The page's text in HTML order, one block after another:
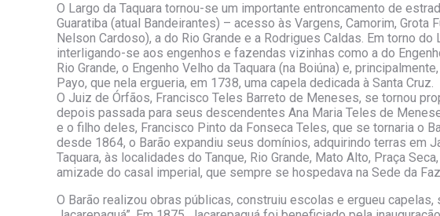
O Largo da Taquara tornou-se um importante entroncamento de
Guaratiba (atual Bandeirantes) – acesso às Vargens, Camorim, Grota
Nelson Cardoso), a do Rio Grande e a Rodrigues Caldas. Em torno
interligando-se aos engenhos e fazendas vizinhas como a do
Rio Grande, o Engenho Velho da Taquara (na Boiúna) e,
Payo, que nela ergueria, em 1738, uma capela dedicada à Santa Cruz.
O Juiz de Órfãos, Francisco Teles Barreto de Meneses, se tornou
depois passada para seus descendentes Ana Maria Teles de
e o filho deles, Francisco Pinto da Fonseca Teles, que se tornaria o
desde 1864, o Barão expandiu seus domínios, adquirindo terras em
Taquara, às localidades do Tanque, Rio Grande, Mato Alto, Praça
amizade do casal imperial, que sempre se hospedava na Sede da
O Barão realizou obras públicas, construiu escolas e ergueu capelas,